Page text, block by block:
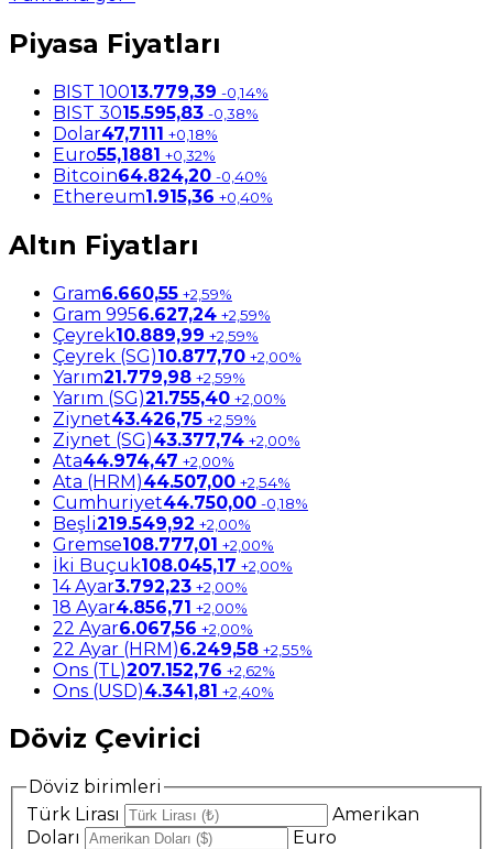
Piyasa Fiyatları
BIST 10013.779,39 -0,14%
BIST 3015.595,83 -0,38%
Dolar47,7111 +0,18%
Euro55,1881 +0,32%
Bitcoin64.824,20 -0,40%
Ethereum1.915,36 +0,40%
Altın Fiyatları
Gram6.660,55 +2,59%
Gram 9956.627,24 +2,59%
Çeyrek10.889,99 +2,59%
Çeyrek (SG)10.877,70 +2,00%
Yarım21.779,98 +2,59%
Yarım (SG)21.755,40 +2,00%
Ziynet43.426,75 +2,59%
Ziynet (SG)43.377,74 +2,00%
Ata44.974,47 +2,00%
Ata (HRM)44.507,00 +2,54%
Cumhuriyet44.750,00 -0,18%
Beşli219.549,92 +2,00%
Gremse108.777,01 +2,00%
İki Buçuk108.045,17 +2,00%
14 Ayar3.792,23 +2,00%
18 Ayar4.856,71 +2,00%
22 Ayar6.067,56 +2,00%
22 Ayar (HRM)6.249,58 +2,55%
Ons (TL)207.152,76 +2,62%
Ons (USD)4.341,81 +2,40%
Döviz Çevirici
Döviz birimleri
Türk Lirası
Amerikan
Doları
Euro